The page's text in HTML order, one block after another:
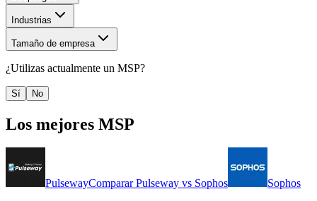
Industrias
Tamaño de empresa
¿Utilizas actualmente un MSP?
Sí No
Los mejores MSP
PulsewayComparar Pulseway vs Sophos Sophos